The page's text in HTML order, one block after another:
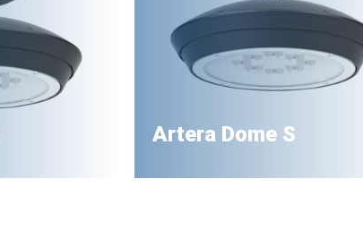
Artera Dome S